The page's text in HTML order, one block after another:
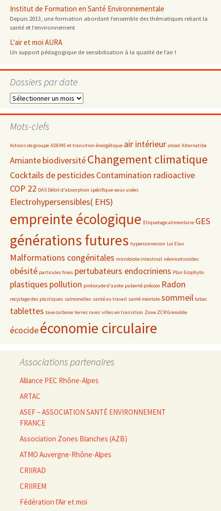
Institut de Formation en Santé Environnementale
Depuis 2013, une formation abordant l’ensemble des thématiques reliant la
santé et l’environnement
L'air et moi AURA
Un support pédagogique de sensibilisation à la qualité de l’air !
Dossiers par date
Dossiers
date
Mots-clefs
Actions de groupe ADEME et transition énergétique air intérieur alcool Alternatiba
AmiantebiodiversitéChangement climatique
Cocktails de pesticides Contamination radioactive
COP 22 DAS Débit d'absorption spécifique eaux usées
Electrohypersensibles( EHS)
empreinte écologique Etiquetage alimentaire GES
générations futures hyperconnexion Loi Elan
Malformations congénitales microbiote intestinal néonicotinoïdes
obésité particules fines pertubateurs endocriniens Plan Ecophyto
plastiques pollution protoxyde d'azote puberté précoce Radon
recyclage des plastiques salmonelles santé au travail santé mentale sommeil tabac
tablettes taxe carbone terres rares villes en transition Zone ZCR Grenoble
écocideéconomie circulaire
Associations partenaires
Alliance PEC Rhône-Alpes
ARTAC
ASEF – ASSOCIATION SANTÉ ENVIRONNEMENT
FRANCE
Association Zones Blanches (AZB)
ATMO Auvergne-Rhône-Alpes
CRIIRAD
CRIIREM
Fédération l'Air et moi